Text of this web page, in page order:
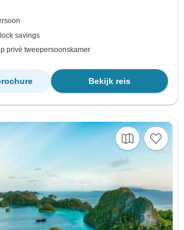
savings
privé tweepersoonskamer
Bekijk reis